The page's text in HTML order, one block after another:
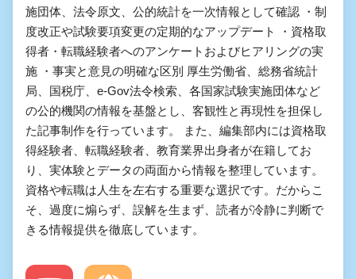
施団体、法令原文、公的統計を一次情報として確認 ・制
度改正や試験要項変更の定期的なアップデート ・資格取
得者・転職経験者へのアンケートおよびヒアリングの実
施 ・事実と意見の明確な区別 厚生労働省、総務省統計
局、国税庁、e-Gov法令検索、各国家試験実施団体など
の公的機関の情報を基盤とし、客観性と再現性を担保し
た記事制作を行っています。 また、編集部内には資格取
得経験者、転職経験者、教育業界出身者が在籍してお
り、実体験とデータの両面から情報を整理しています。
資格や転職は人生を左右する重要な選択です。だからこ
そ、過度に煽らず、誤解を生まず、読者が冷静に判断で
きる情報提供を徹底しています。